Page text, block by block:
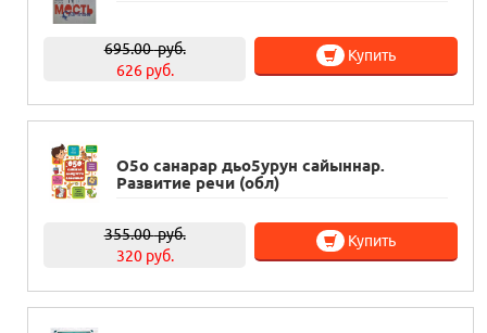
695.00руб.
626 руб.
Купить
О5о санарар дьо5урун сайыннар.
Развитие речи (обл)
355.00руб.
320 руб.
Купить